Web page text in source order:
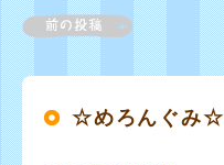
☆めろんぐみ☆